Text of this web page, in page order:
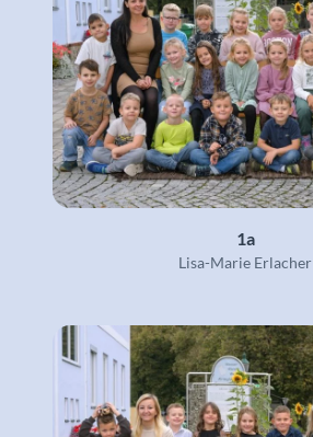
1a
Lisa-Marie Erlacher